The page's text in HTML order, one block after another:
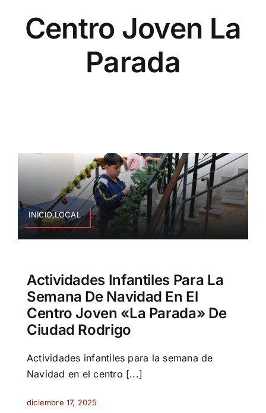
Centro Joven La
Parada
INICIO,LOCAL
Actividades Infantiles Para La
Semana De Navidad En El
Centro Joven «La Parada» De
Ciudad Rodrigo
Actividades infantiles para la semana de
Navidad en el centro [...]
diciembre 17, 2025